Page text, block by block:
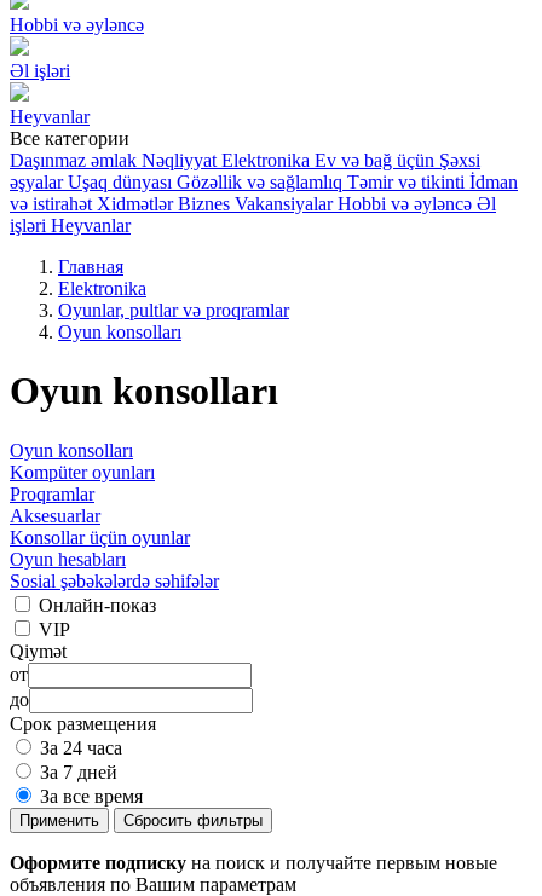
Hobbi və əyləncə
Əl işləri
Heyvanlar
Все категории
Daşınmaz əmlak Nəqliyyat Elektronika Ev və bağ üçün Şəxsi
əşyalar Uşaq dünyası Gözəllik və sağlamlıq Təmir və tikinti İdman
və istirahət Xidmətlər Biznes Vakansiyalar Hobbi və əyləncə Əl
işləri Heyvanlar
Главная
Elektronika
Oyunlar, pultlar və proqramlar
Oyun konsolları
Oyun konsolları
Oyun konsolları
Kompüter oyunları
Proqramlar
Aksesuarlar
Konsollar üçün oyunlar
Oyun hesabları
Sosial şəbəkələrdə səhifələr
Онлайн-показ
VIP
Qiymət
от
до
Срок размещения
За 24 часа
За 7 дней
За все время
Применить Сбросить фильтры
Оформите подписку на поиск и получайте первым новые
объявления по Вашим параметрам